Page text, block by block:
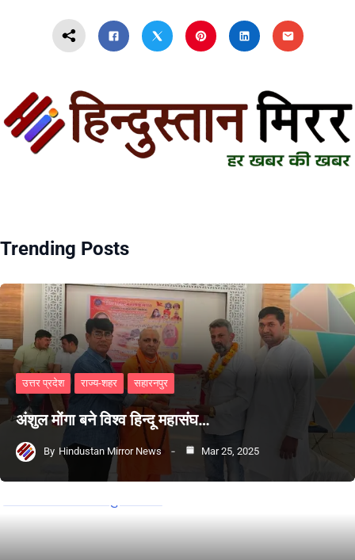
Trending Posts
उत्तर प्रदेश राज्य-शहर सहारनपुर
अंशुल मोंगा बने विश्व हिन्दू महासंघ…
By Hindustan Mirror News Mar 25, 2025